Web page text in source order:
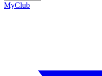
MyClub